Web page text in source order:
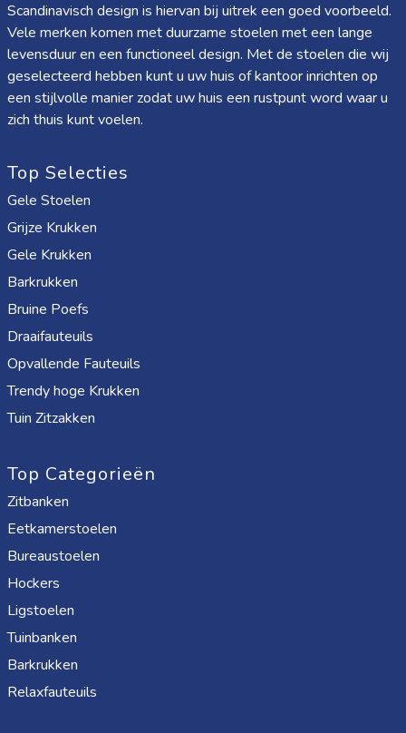
Scandinavisch design is hiervan bij uitrek een goed voorbeeld.
Vele merken komen met duurzame stoelen met een lange
levensduur en een functioneel design. Met de stoelen die wij
geselecteerd hebben kunt u uw huis of kantoor inrichten op
een stijlvolle manier zodat uw huis een rustpunt word waar u
zich thuis kunt voelen.
Top Selecties
Gele Stoelen
Grijze Krukken
Gele Krukken
Barkrukken
Bruine Poefs
Draaifauteuils
Opvallende Fauteuils
Trendy hoge Krukken
Tuin Zitzakken
Top Categorieën
Zitbanken
Eetkamerstoelen
Bureaustoelen
Hockers
Ligstoelen
Tuinbanken
Barkrukken
Relaxfauteuils